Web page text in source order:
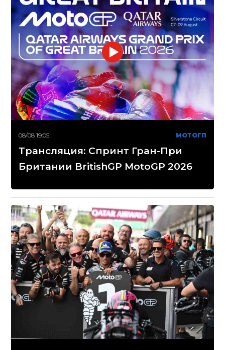
08/08 19:05 МОТОГП
Трансляция: Спринт Гран-При
Британии BritishGP MotoGP 2026